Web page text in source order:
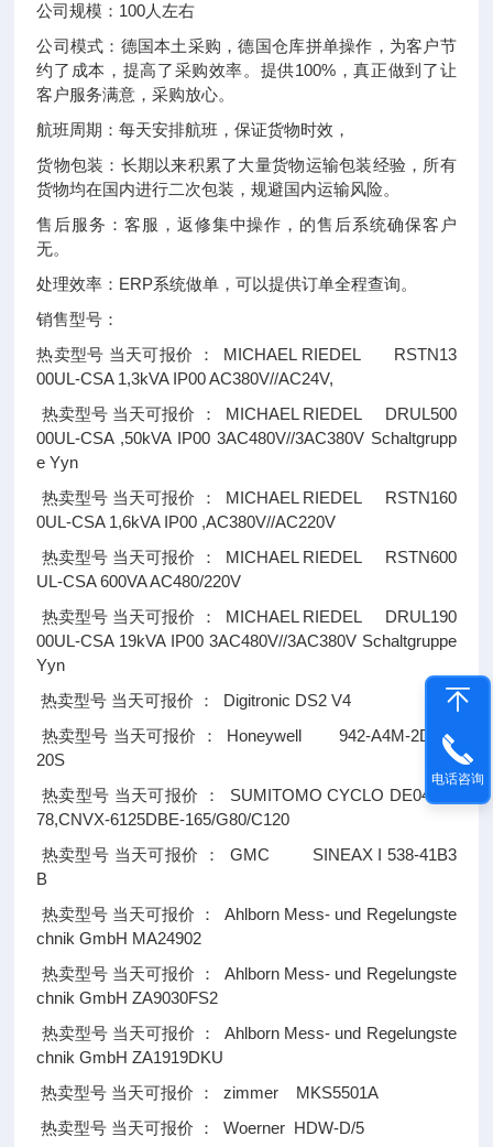
公司规模：100人左右
公司模式：德国本土采购，德国仓库拼单操作，为客户节
约了成本，提高了采购效率。提供100%，真正做到了让
客户服务满意，采购放心。
航班周期：每天安排航班，保证货物时效，
货物包装：长期以来积累了大量货物运输包装经验，所有
货物均在国内进行二次包装，规避国内运输风险。
售后服务：客服，返修集中操作，的售后系统确保客户
无。
处理效率：ERP系统做单，可以提供订单全程查询。
销售型号：
热卖型号 当天可报价 ：
MICHAEL RIEDEL RSTN13
00UL-CSA 1,3kVA IP00 AC380V//AC24V,
热卖型号 当天可报价 ：
MICHAEL RIEDEL DRUL500
00UL-CSA ,50kVA IP00 3AC480V//3AC380V Schaltgrupp
e Yyn
热卖型号 当天可报价 ：
MICHAEL RIEDEL RSTN160
0UL-CSA 1,6kVA IP00 ,AC380V//AC220V
热卖型号 当天可报价 ：
MICHAEL RIEDEL RSTN600
UL-CSA 600VA AC480/220V
热卖型号 当天可报价 ：
MICHAEL RIEDEL DRUL190
00UL-CSA 19kVA IP00 3AC480V//3AC380V Schaltgruppe
Yyn
热卖型号 当天可报价 ： Digitronic DS2 V4
热卖型号 当天可报价 ：
Honeywell 942-A4M-2D-K2
20S
热卖型号 当天可报价 ：
SUMITOMO CYCLO DE04600
78,CNVX-6125DBE-165/G80/C120
热卖型号 当天可报价 ：
GMC SINEAX I 538-41B3
B
热卖型号 当天可报价 ：
Ahlborn Mess- und Regelungste
chnik GmbH MA24902
热卖型号 当天可报价 ：
Ahlborn Mess- und Regelungste
chnik GmbH ZA9030FS2
热卖型号 当天可报价 ：
Ahlborn Mess- und Regelungste
chnik GmbH ZA1919DKU
热卖型号 当天可报价 ： zimmer MKS5501A
热卖型号 当天可报价 ： Woerner HDW-D/5
电话咨询